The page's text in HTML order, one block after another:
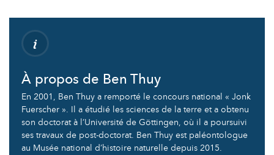
À propos de Ben Thuy
En 2001, Ben Thuy a remporté le concours national « Jonk
Fuerscher ». Il a étudié les sciences de la terre et a obtenu
son doctorat à l’Université de Göttingen, où il a poursuivi
ses travaux de post-doctorat. Ben Thuy est paléontologue
au Musée national d’histoire naturelle depuis 2015.